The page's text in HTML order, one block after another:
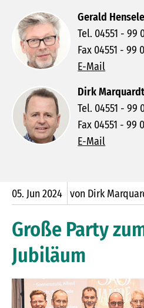
Gerald
Tel. 04551 - 99
Fax 04551 - 99
E-Mail
Dirk
Tel. 04551 - 99
Fax 04551 - 99
E-Mail
05. Jun2024 von Dirk
Große Party
Jubiläum